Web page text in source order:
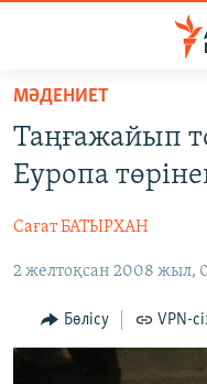
Skip
main
content
Skip
to
Navigation
САЯСАТ
AZATTYQTV
ҚАҢТАР ОҚИҒАСЫ
АДАМ ҚҰҚЫҚТАРЫ
ӘЛЕУМЕТ
ӘЛЕМ
МӘДЕНИЕТ
Таңғажайып
Еуропа
Сағат БАТЫРХАН
2 желтоқсан 2008 жыл,
Бөлісу VPN-